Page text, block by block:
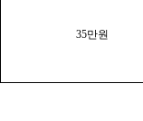
35만원